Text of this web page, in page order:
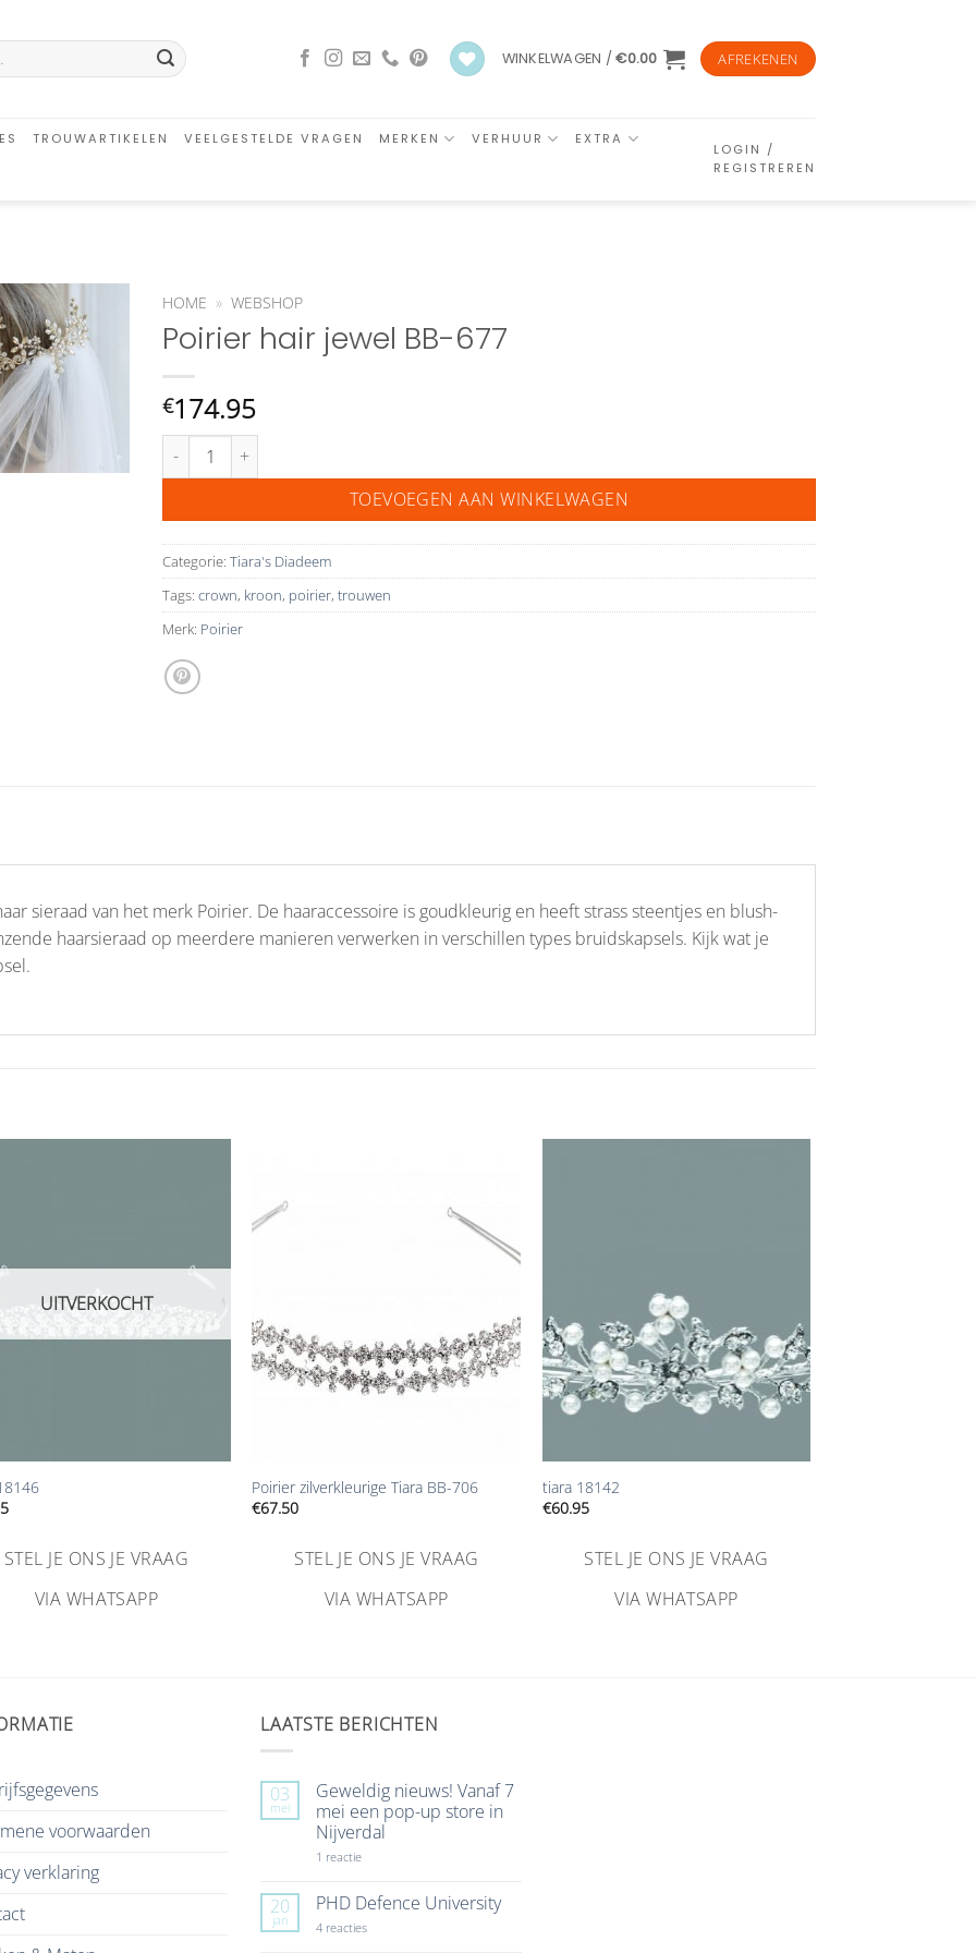
WINKELWAGEN /€0.00 AFREKENEN
TROUWARTIKELEN VEELGESTELDE VRAGEN MERKEN VERHUUR EXTRA
LOGIN /
REGISTREREN
Aan
verlanglijst
toevoegen
HOME » WEBSHOP
Poirier hair jewel BB-677
€174.95
Poirier hair jewel BB-677 aantal
TOEVOEGEN AAN WINKELWAGEN
Categorie: Tiara's Diadeem
Tags: crown, kroon, poirier, trouwen
Merk: Poirier
sieraad van het merk Poirier. De haaraccessoire is goudkleurig en heeft strass steentjes en blush-
haarsieraad op meerdere manieren verwerken in verschillen types bruidskapsels. Kijk wat je
UITVERKOCHT
STEL JE ONS JE VRAAG
VIA WHATSAPP
verlanglijst
toevoegen
Poirier zilverkleurige Tiara BB-706
€67.50
STEL JE ONS JE VRAAG
VIA WHATSAPP
tiara 18142
€60.95
STEL JE ONS JE VRAAG
VIA WHATSAPP
voorwaarden
verklaring
LAATSTE BERICHTEN
03
mei
Geweldig nieuws! Vanaf 7
mei een pop-up store in
Nijverdal
1 reactieop
Vanaf
7
mei
20
jan
PHD Defence University
4 reactiesop